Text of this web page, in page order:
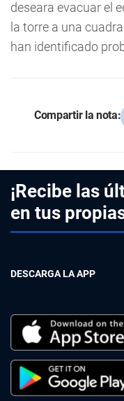
deseara evacuar el
la torre a una
han identificado
Compartir la nota:
¡Recibe las
en tus
DESCARGA LA APP